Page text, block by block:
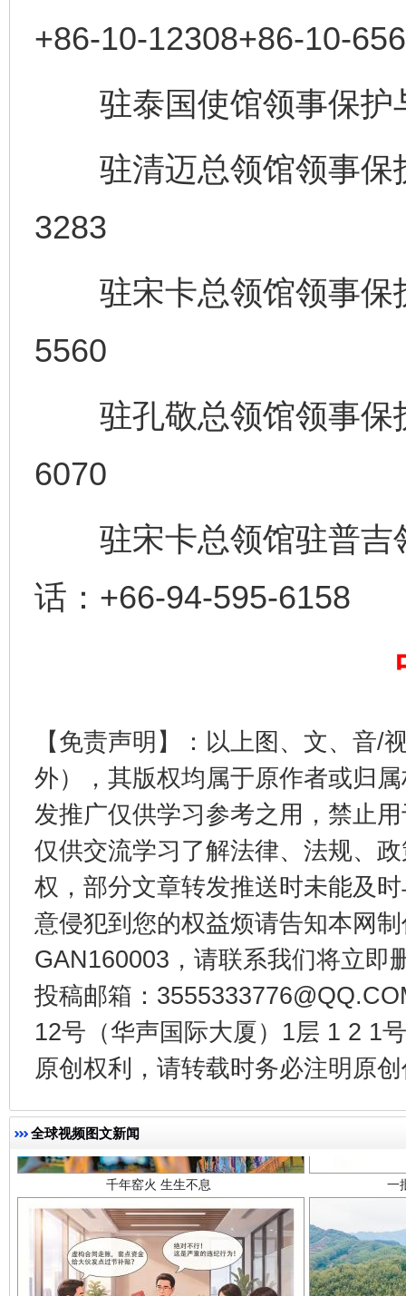
+86-10-12308+86-10-
驻泰国使馆领事保护
驻清迈总领馆领事保
3283
驻宋卡总领馆领事保
5560
驻孔敬总领馆领事保
6070
驻宋卡总领馆驻普吉
话：+66-94-595-6158
【免责声明】：以上图、文、音/
外），其版权均属于原作者或归
发推广仅供学习参考之用，禁止
仅供交流学习了解法律、法规、
权，部分文章转发推送时未能及
意侵犯到您的权益烦请告知本网
GAN160003，请联系我们将立即
投稿邮箱：
12号（华声国际大厦）1层 1 2 1
原创权利，请转载时务必注明原
全球视频图文新闻
东山县通报“牛蛙产品抗生素超标问题” 法